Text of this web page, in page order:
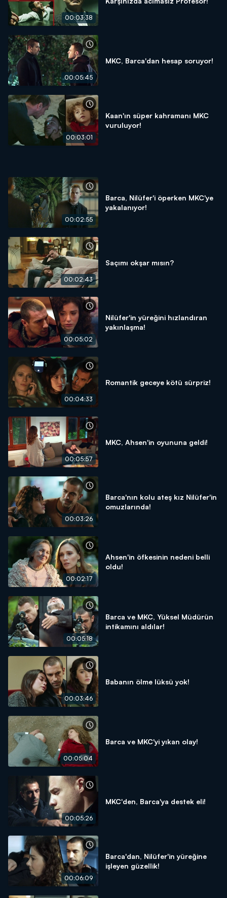
00:03:38
00:05:45
MKC, Barca'dan hesap soruyor!
00:03:01
Kaan'ın süper kahramanı MKC
vuruluyor!
00:02:55
Barca, Nilüfer'i öperken MKC'ye
yakalanıyor!
00:02:43
Saçımı okşar mısın?
00:05:02
Nilüfer'in yüreğini hızlandıran
yakınlaşma!
00:04:33
Romantik geceye kötü sürpriz!
00:05:57
MKC, Ahsen'in oyununa geldi!
00:03:26
Barca'nın kolu ateş kız Nilüfer'in
omuzlarında!
00:02:17
Ahsen'in öfkesinin nedeni belli
oldu!
00:05:18
Barca ve MKC, Yüksel Müdürün
intikamını aldılar!
00:03:46
Babanın ölme lüksü yok!
00:05:04
Barca ve MKC'yi yıkan olay!
00:05:26
MKC'den, Barca'ya destek eli!
00:06:09
Barca'dan, Nilüfer'in yüreğine
işleyen güzellik!